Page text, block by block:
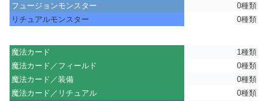
フュージョンモンスター
0種類
リチュアルモンスター
0種類
魔法カード
1種類
魔法カード／フィールド
0種類
魔法カード／装備
0種類
魔法カード／リチュアル
0種類